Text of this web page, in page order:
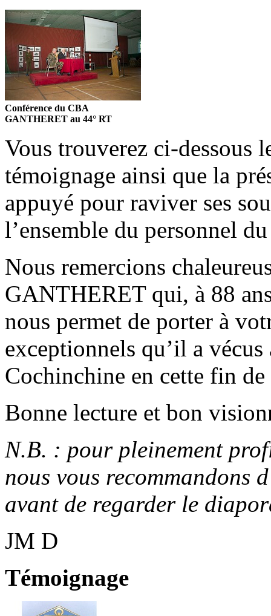
Conférence du CBA
GANTHERET au 44° RT
Vous trouverez ci-dessous
témoignage ainsi que la
appuyé pour raviver ses
l’ensemble du personnel
Nous remercions
GANTHERET qui, à 88
nous permet de porter à
exceptionnels qu’il a
Cochinchine en cette fin
Bonne lecture et bon
N.B. : pour pleinement
nous vous recommandons
avant de regarder le
JM D
Témoignage